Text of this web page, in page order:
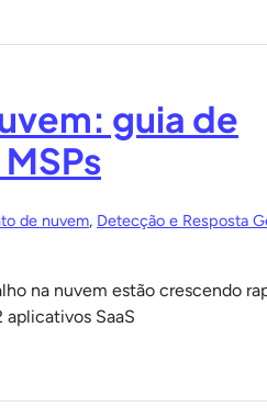
guia de
de nuvem, Detecção e Resposta
na nuvem estão crescendo
SaaS